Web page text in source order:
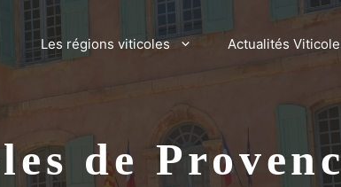
Les régions viticoles Actualités
de